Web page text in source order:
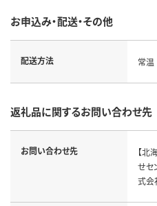
お申込み・配送・その他
配送方法 常温
返礼品に関するお問い合わせ先
お問い合わせ先
【北
せセ
式会